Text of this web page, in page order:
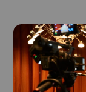
inhoud